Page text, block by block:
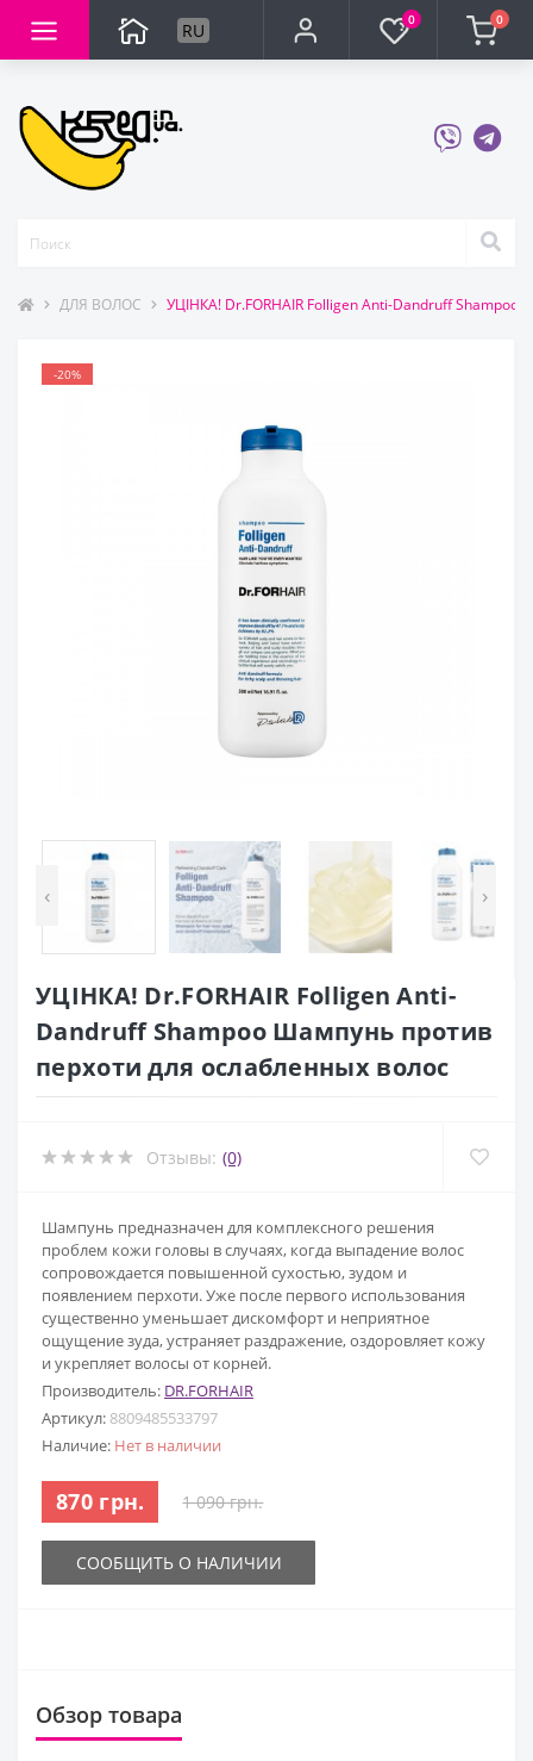
RU 0 0
ДЛЯ ВОЛОС УЦІНКА! Dr.FORHAIR Folligen Anti-Dandruff
-20%
‹ ›
УЦІНКА! Dr.FORHAIR Folligen Anti-
Dandruff Shampoo Шампунь против
перхоти для ослабленных волос
Отзывы: (0)
Шампунь предназначен для комплексного решения
проблем кожи головы в случаях, когда выпадение волос
сопровождается повышенной сухостью, зудом и
появлением перхоти. Уже после первого использования
существенно уменьшает дискомфорт и неприятное
ощущение зуда, устраняет раздражение, оздоровляет кожу
и укрепляет волосы от корней.
Производитель: DR.FORHAIR
Артикул: 8809485533797
Наличие: Нет в наличии
870 грн. 1 090 грн.
СООБЩИТЬ О НАЛИЧИИ
Обзор товара